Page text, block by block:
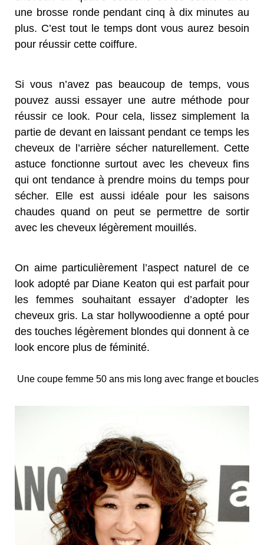
une brosse ronde pendant cinq à dix minutes au
plus. C’est tout le temps dont vous aurez besoin
pour réussir cette coiffure.
Si vous n’avez pas beaucoup de temps, vous
pouvez aussi essayer une autre méthode pour
réussir ce look. Pour cela, lissez simplement la
partie de devant en laissant pendant ce temps les
cheveux de l’arrière sécher naturellement. Cette
astuce fonctionne surtout avec les cheveux fins
qui ont tendance à prendre moins du temps pour
sécher. Elle est aussi idéale pour les saisons
chaudes quand on peut se permettre de sortir
avec les cheveux légèrement mouillés.
On aime particulièrement l’aspect naturel de ce
look adopté par Diane Keaton qui est parfait pour
les femmes souhaitant essayer d’adopter les
cheveux gris. La star hollywoodienne a opté pour
des touches légèrement blondes qui donnent à ce
look encore plus de féminité.
Une coupe femme 50 ans mis long avec frange et boucles